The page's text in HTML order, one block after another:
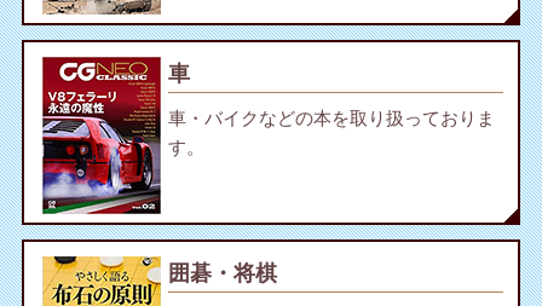
車
車・バイクなどの本を取り扱っておりま
す。
囲碁・将棋